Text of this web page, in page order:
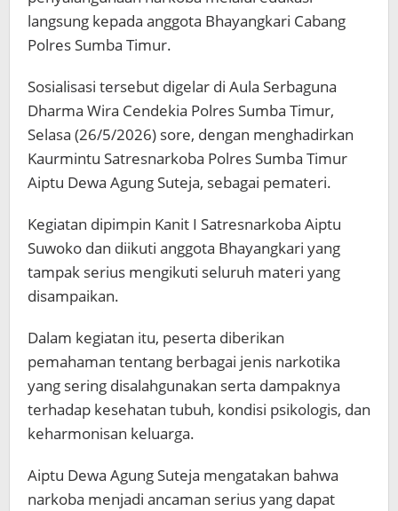
langsung kepada anggota Bhayangkari Cabang
Polres Sumba Timur.
Sosialisasi tersebut digelar di Aula Serbaguna
Dharma Wira Cendekia Polres Sumba Timur,
Selasa (26/5/2026) sore, dengan menghadirkan
Kaurmintu Satresnarkoba Polres Sumba Timur
Aiptu Dewa Agung Suteja, sebagai pemateri.
Kegiatan dipimpin Kanit I Satresnarkoba Aiptu
Suwoko dan diikuti anggota Bhayangkari yang
tampak serius mengikuti seluruh materi yang
disampaikan.
Dalam kegiatan itu, peserta diberikan
pemahaman tentang berbagai jenis narkotika
yang sering disalahgunakan serta dampaknya
terhadap kesehatan tubuh, kondisi psikologis, dan
keharmonisan keluarga.
Aiptu Dewa Agung Suteja mengatakan bahwa
narkoba menjadi ancaman serius yang dapat